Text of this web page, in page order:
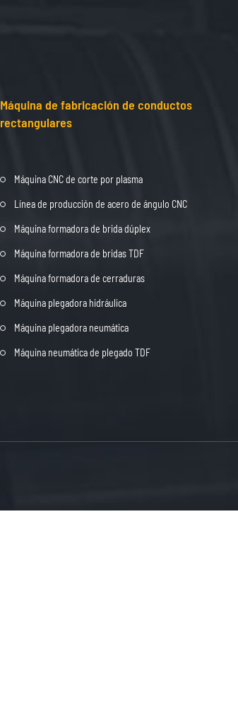
Máquina de fabricación de conductos
rectangulares
Máquina CNC de corte por plasma
Línea de producción de acero de ángulo CNC
Máquina formadora de brida dúplex
Máquina formadora de bridas TDF
Máquina formadora de cerraduras
Máquina plegadora hidráulica
Máquina plegadora neumática
Máquina neumática de plegado TDF